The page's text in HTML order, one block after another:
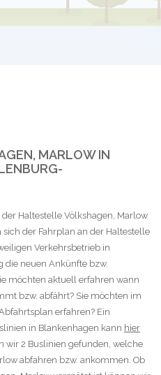
MARLOW IN
Haltestelle Völkshagen, Marlow
der Fahrplan an der Haltestelle
Verkehrsbetrieb in
die neuen Ankünfte bzw.
möchten aktuell erfahren wann
bzw. abfährt? Sie möchten im
erfahren? Ein
in Blankenhagen kann hier
wir 2 Buslinien gefunden, welche
abfahren bzw. ankommen. Ob